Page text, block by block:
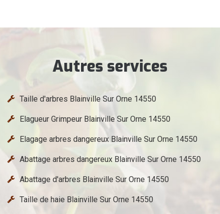
Autres services
Taille d'arbres Blainville Sur Orne 14550
Elagueur Grimpeur Blainville Sur Orne 14550
Elagage arbres dangereux Blainville Sur Orne 14550
Abattage arbres dangereux Blainville Sur Orne 14550
Abattage d'arbres Blainville Sur Orne 14550
Taille de haie Blainville Sur Orne 14550